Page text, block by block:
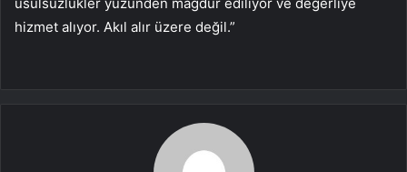
hizmet alıyor. Akıl alır üzere değil.”